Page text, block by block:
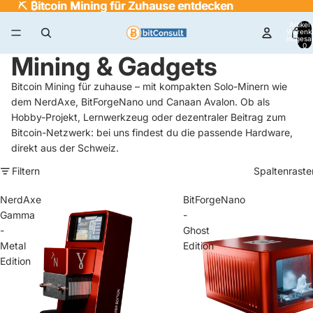
⛏️ ₿itcoin Mining für Zuhause entdecken
⛏️ ₿itcoin Mining für Zuhause entdecken
Artikel
0
Mining & Gadgets
Bitcoin Mining für zuhause – mit kompakten Solo-Minern wie
dem NerdAxe, BitForgeNano und Canaan Avalon. Ob als
Hobby-Projekt, Lernwerkzeug oder dezentraler Beitrag zum
Bitcoin-Netzwerk: bei uns findest du die passende Hardware,
direkt aus der Schweiz.
Filtern
NerdAxe
Gamma
-
Metal
Edition
BitForgeNano
-
Ghost
Edition